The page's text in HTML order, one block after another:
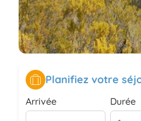
Planifiez votre
Arrivée Durée